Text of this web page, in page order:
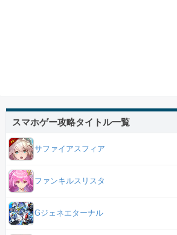
スマホゲー攻略タイトル一覧
サファイアスフィア
ファンキルスリスタ
Gジェネエターナル